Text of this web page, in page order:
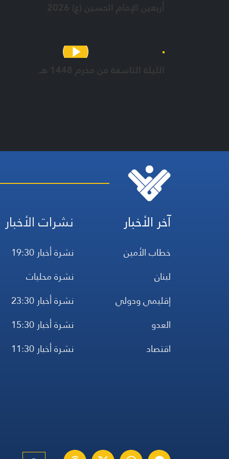
أربعين الإمام الحسين (ع) 2026
الليلة التاسعة من محرم 1448 هـ
آخر الأخبار
خطاب الأمين
لبنان
إقليمي ودولي
العدو
اقتصاد
نشرات الأخبار
نشرة أخبار 19:30
نشرة محليات
نشرة أخبار 23:30
نشرة أخبار 15:30
نشرة أخبار 11:30